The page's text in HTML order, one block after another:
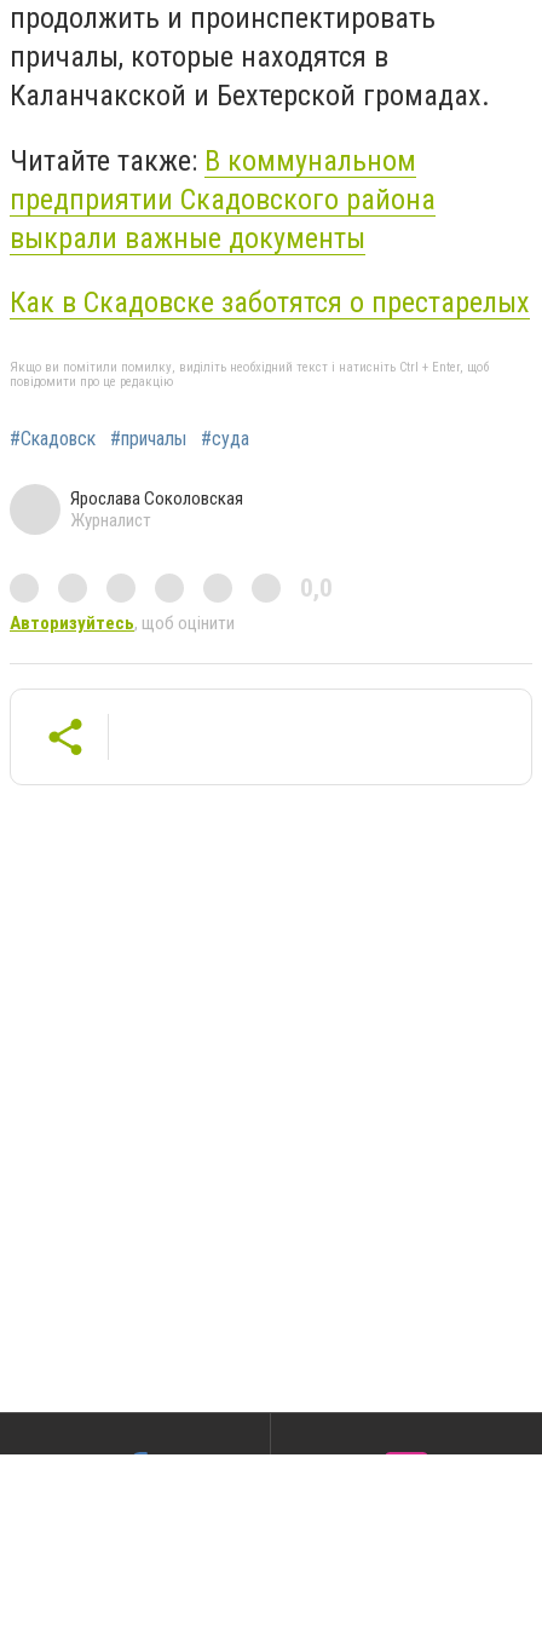
продолжить и проинспектировать
причалы, которые находятся в
Каланчакской и Бехтерской громадах.
Читайте также: В коммунальном
предприятии Скадовского района
выкрали важные документы
Как в Скадовске заботятся о престарелых
Якщо ви помітили помилку, виділіть необхідний текст і натисніть Ctrl + Enter, щоб
повідомити про це редакцію
#Скадовск #причалы #суда
Ярослава Соколовская
Журналист
0,0
Авторизуйтесь, щоб оцінити